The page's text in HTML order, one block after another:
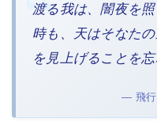
渡る我は、闇夜を
時も、天はそなた
を見上げることを忘
— 飛行